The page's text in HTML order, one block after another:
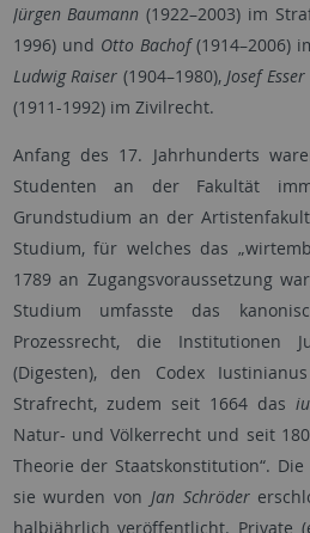
Jürgen Baumann (1922–2003) im
1996) und Otto Bachof(1914–2006)
Ludwig Raiser (1904–1980),Josef Esser
(1911-1992) im Zivilrecht.
Anfang des 17. Jahrhunderts
Studenten an der Fakultät
Grundstudium an der
Studium, für welches das
1789 an Zugangsvoraussetzung
Studium umfasste das
Prozessrecht, die Institutionen
(Digesten), den Codex
Strafrecht, zudem seit 1664 das
Natur- und Völkerrecht und seit
Theorie der Staatskonstitution“.
sie wurden von Jan Schröder
halbjährlich veröffentlicht. Private